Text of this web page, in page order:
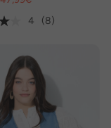
4
(8)